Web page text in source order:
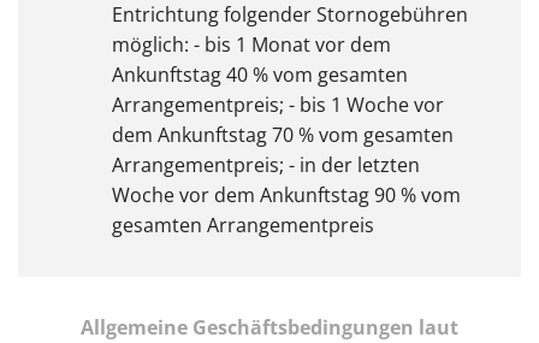
Entrichtung folgender Stornogebühren
möglich: - bis 1 Monat vor dem
Ankunftstag 40 % vom gesamten
Arrangementpreis; - bis 1 Woche vor
dem Ankunftstag 70 % vom gesamten
Arrangementpreis; - in der letzten
Woche vor dem Ankunftstag 90 % vom
gesamten Arrangementpreis
Allgemeine Geschäftsbedingungen laut